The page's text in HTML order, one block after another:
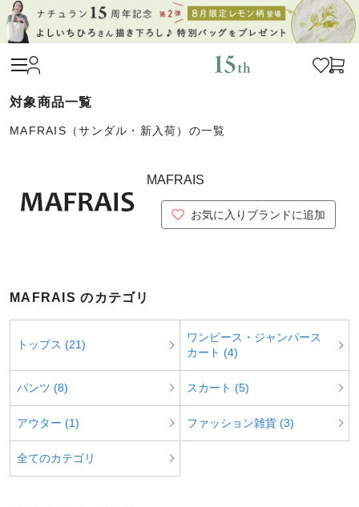
MAFRAIS（サンダル・新入荷）の一覧
MAFRAIS
お気に入りブランドに追加
MAFRAIS のカテゴリ
トップス (21)
ワンピース・ジャンパース
カート (4)
パンツ (8) スカート (5)
アウター (1) ファッション雑貨 (3)
全てのカテゴリ